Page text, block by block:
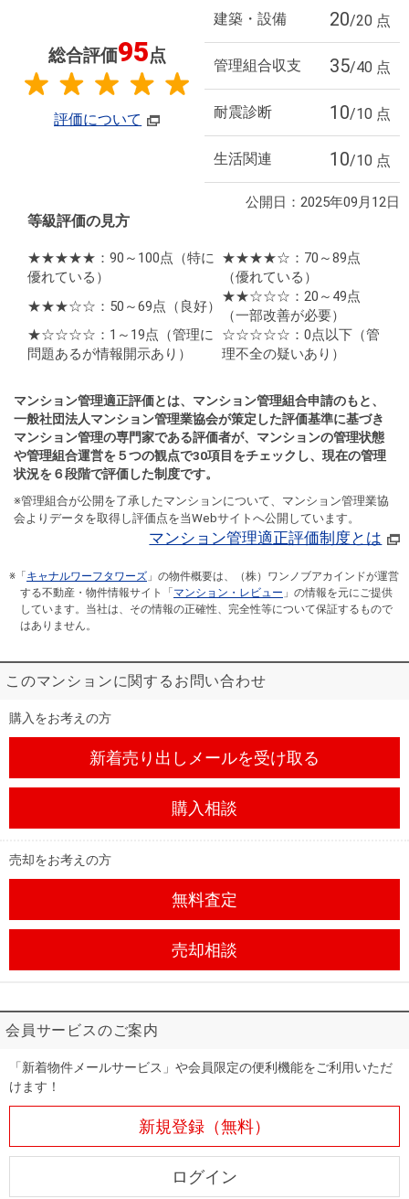
総合評価95点
評価について
建築・設備 20/20 点
管理組合収支 35/40 点
耐震診断 10/10 点
生活関連 10/10 点
公開日：2025年09月12日
等級評価の見方
★★★★★：90～100点 （特に
優れている）
★★★★☆：70～89点
（優れている）
★★★☆☆：50～69点 （良好）
★★☆☆☆：20～49点
（一部改善が必要）
★☆☆☆☆：1～19点 （管理に
問題あるが情報開示あり）
☆☆☆☆☆：0点以下 （管
理不全の疑いあり）
マンション管理適正評価とは、マンション管理組合申請のもと、
一般社団法人マンション管理業協会が策定した評価基準に基づき
マンション管理の専門家である評価者が、マンションの管理状態
や管理組合運営を５つの観点で30項目をチェックし、現在の管理
状況を６段階で評価した制度です。
※管理組合が公開を了承したマンションについて、マンション管理業協
会よりデータを取得し評価点を当Webサイトへ公開しています。
マンション管理適正評価制度とは
※「 キャナルワーフタワーズ 」の物件概要は、（株）ワンノブアカインドが運営
する不動産・物件情報サイト「 マンション・レビュー 」の情報を元にご提供
しています。当社は、その情報の正確性、完全性等について保証するもので
はありません。
このマンションに関するお問い合わせ
購入をお考えの方
新着売り出しメールを受け取る
購入相談
売却をお考えの方
無料査定
売却相談
会員サービスのご案内
「新着物件メールサービス」や会員限定の便利機能をご利用いただ
けます！
新規登録（無料）
ログイン